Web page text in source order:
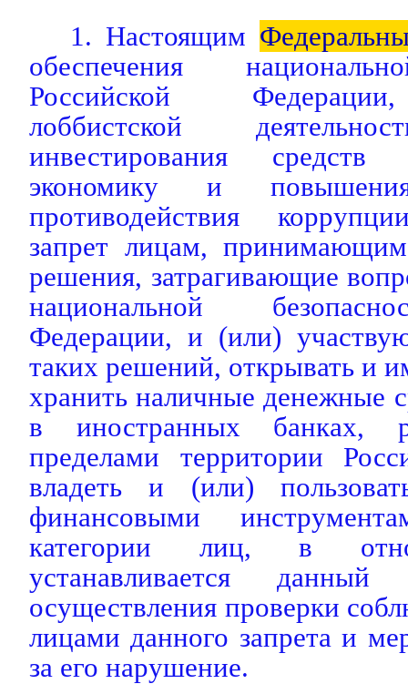
1. Настоящим
обеспечения
Российской
лоббистской
инвестирования
экономику и
противодействия
запрет лицам,
решения, затрагивающие
национальной
Федерации, и (или)
таких решений, открывать и
хранить наличные денежные
в иностранных банках,
пределами территории
владеть и (или)
финансовыми
категории лиц, в
устанавливается
осуществления проверки
лицами данного запрета и
за его нарушение.